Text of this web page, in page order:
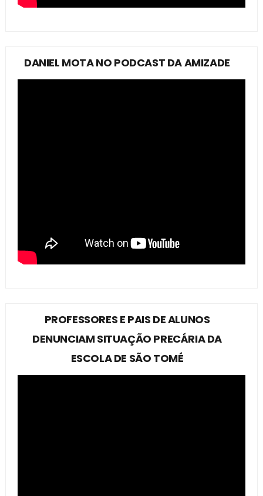
DANIEL MOTA NO PODCAST DA AMIZADE
PROFESSORES E PAIS DE ALUNOS
DENUNCIAM SITUAÇÃO PRECÁRIA DA
ESCOLA DE SÃO TOMÉ